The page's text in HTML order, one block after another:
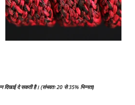
दिखाई दे सकती है। (संभवतः 20 से 35% भिन्नता)